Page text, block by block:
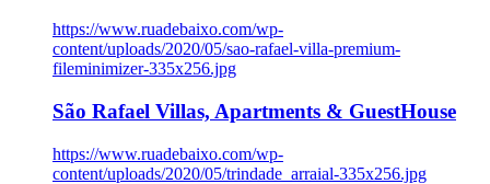
https://www.ruadebaixo.com/wp-
content/uploads/2020/05/sao-rafael-villa-premium-
fileminimizer-335x256.jpg
São Rafael Villas, Apartments & GuestHouse
https://www.ruadebaixo.com/wp-
content/uploads/2020/05/trindade_arraial-335x256.jpg